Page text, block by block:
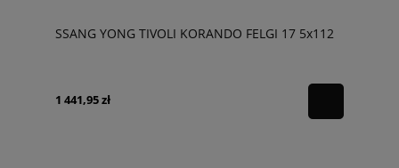
SSANG YONG TIVOLI KORANDO FELGI 17 5x112
1 441,95 zł